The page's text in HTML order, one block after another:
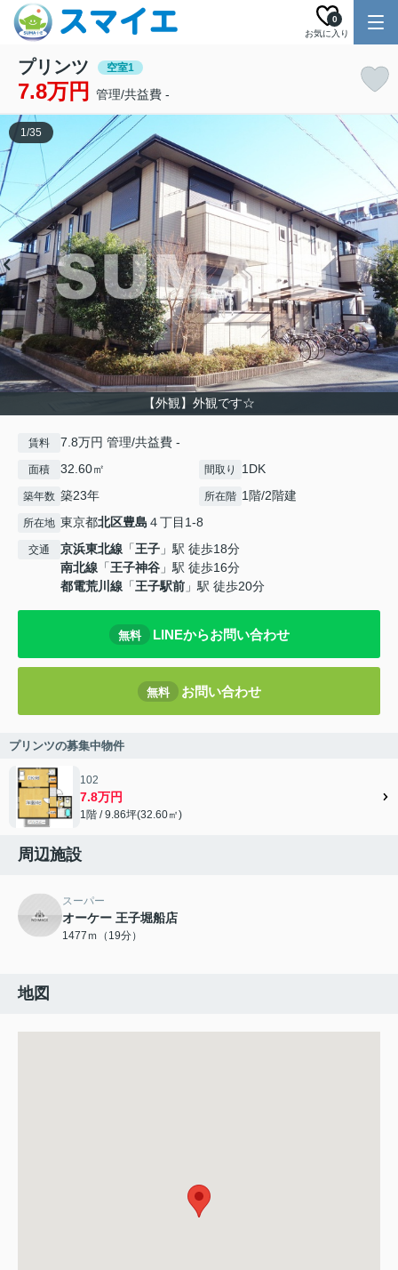
お気に入り
0
プリンツ 空室1
7.8万円 管理/共益費 -
【外観】外観です☆
1/35
賃料 7.8万円 管理/共益費 -
面積 32.60㎡ 間取り 1DK
築年数 築23年 所在階 1階/2階建
所在地 東京都北区豊島 ４丁目1-8
交通 京浜東北線 「王子 」駅 徒歩18分
南北線 「王子神谷 」駅 徒歩16分
都電荒川線 「王子駅前 」駅 徒歩20分
無料 LINEからお問い合わせ
無料 お問い合わせ
プリンツの募集中物件
102
7.8万円
1階 / 9.86坪(32.60㎡)
周辺施設
スーパー
オーケー 王子堀船店
1477ｍ（19分）
地図